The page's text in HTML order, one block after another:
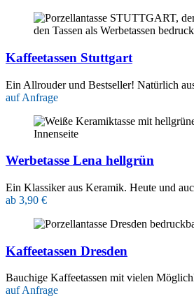
Kaffeetassen Stuttgart
Ein Allrouder und Bestseller! Natürlich
auf Anfrage
Werbetasse Lena hellgrün
Ein Klassiker aus Keramik. Heute und
ab 3,90 €
Kaffeetassen Dresden
Bauchige Kaffeetassen mit vielen
auf Anfrage